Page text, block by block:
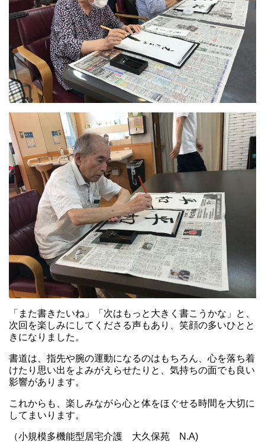
「また書きたいね」「次はもっと大きく書こうかな」と、
次回を楽しみにしてくださる声もあり、笑顔の多いひとと
きになりました。
書道は、指先や腕の運動になるのはもちろん、心を落ち着
けたり思い出をよみがえらせたりと、気持ちの面でも良い
影響があります。
これからも、楽しみながら心と体をほぐせる時間を大切に
してまいります。
（小規模多機能型居宅介護 大久保苑 N.A)